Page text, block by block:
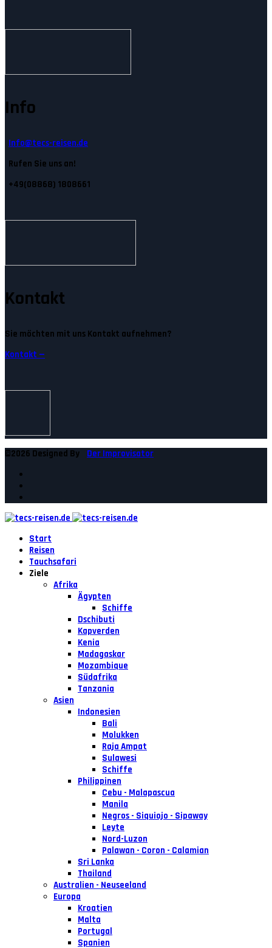
Info
Info@tecs-reisen.de
Rufen Sie uns an!
+49(08868) 1808661
Kontakt
Sie möchten mit uns Kontakt aufnehmen?
Kontakt —
©2026 Designed By Der Improvisator
Start
Reisen
Tauchsafari
Ziele
Afrika
Ägypten
Schiffe
Dschibuti
Kapverden
Kenia
Madagaskar
Mozambique
Südafrika
Tanzania
Asien
Indonesien
Bali
Molukken
Raja Ampat
Sulawesi
Schiffe
Philippinen
Cebu - Malapascua
Manila
Negros - Siquiojo - Sipaway
Leyte
Nord-Luzon
Palawan - Coron - Calamian
Sri Lanka
Thailand
Australien - Neuseeland
Europa
Kroatien
Malta
Portugal
Spanien